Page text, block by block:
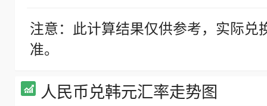
注意：此计算结果仅供参考，实际
准。
人民币兑韩元汇率走势图